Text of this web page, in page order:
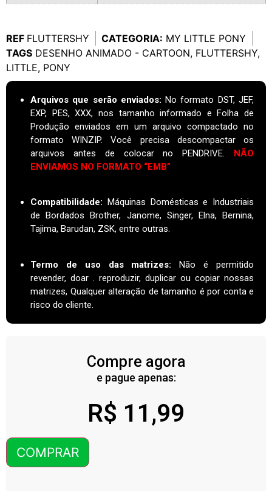
REF FLUTTERSHY CATEGORIA: MY LITTLE PONY
TAGS DESENHO ANIMADO - CARTOON, FLUTTERSHY,
LITTLE, PONY
Arquivos que serão enviados: No formato DST, JEF,
EXP, PES, XXX, nos tamanho informado e Folha de
Produção enviados em um arquivo compactado no
formato WINZIP. Você precisa descompactar os
arquivos antes de colocar no PENDRIVE. NÃO
ENVIAMOS NO FORMATO “EMB”
Compatibilidade:
Máquinas Domésticas e Industriais
de Bordados Brother, Janome, Singer, Elna, Bernina,
Tajima, Barudan, ZSK, entre outras.
Termo de uso das matrizes:
Não é permitido
revender, doar . reproduzir, duplicar ou copiar nossas
matrizes, Qualquer alteração de tamanho é por conta e
risco do cliente.
Compre agora
e pague apenas:
R$ 11,99
COMPRAR